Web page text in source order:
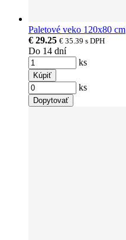
Paletové veko 120x80 cm
€ 29.25 € 35.39 s DPH
Do 14 dní
ks
Kúpiť
ks
Dopytovať